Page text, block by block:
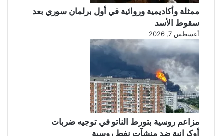
ت
ع
ق
ا
ت
ف
ا
ي
ل
ن
س
ت
ي
ع
ج
ا
و
ز
ه
ممثلة وأكاديمية وروائية في أول برلمان سوري بعد
سقوط الأسد
أغسطس 7, 2026
مزاعم روسية بتورط الناتو في توجيه ضربات
أوكرانية ضد منشآت نفط روسية